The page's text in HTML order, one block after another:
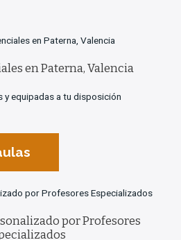
en Paterna, Valencia
y equipadas a tu disposición
por Profesores